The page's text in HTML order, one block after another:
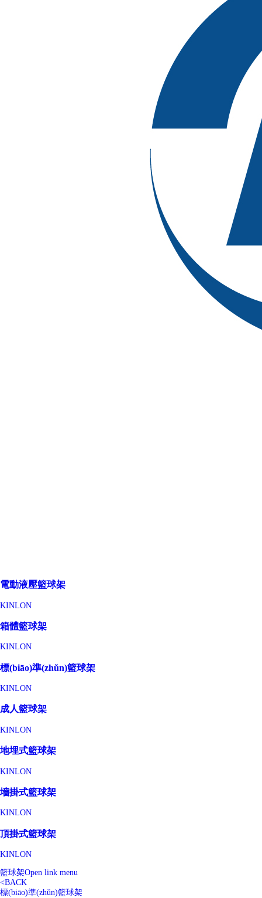
電動液壓籃球架
KINLON
箱體籃球架
KINLON
標(biāo)準(zhǔn)籃球架
KINLON
成人籃球架
KINLON
地埋式籃球架
KINLON
墻掛式籃球架
KINLON
頂掛式籃球架
KINLON
籃球架Open link menu
<BACK
標(biāo)準(zhǔn)籃球架